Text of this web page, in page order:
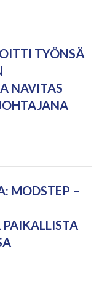
TYÖNSÄ
NAVITAS
MODSTEP –
PAIKALLISTA